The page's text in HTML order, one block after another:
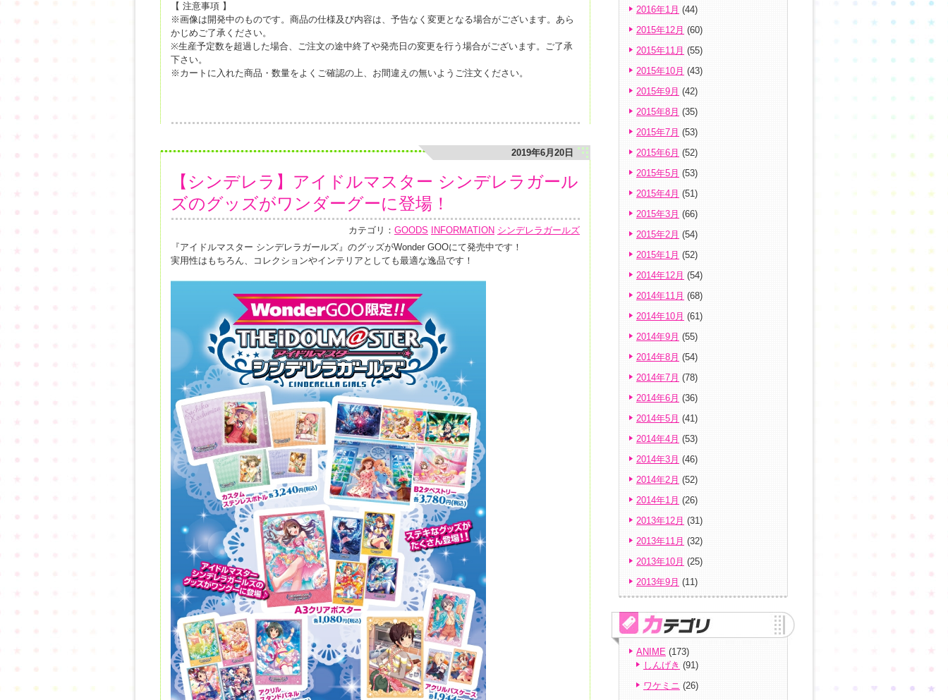
【 注意事項 】
※画像は開発中のものです。商品の仕様及び内容は、予告なく変更となる場合がございます。あら
かじめご了承ください。
※生産予定数を超過した場合、ご注文の途中終了や発売日の変更を行う場合がございます。ご了承
下さい。
※カートに入れた商品・数量をよくご確認の上、お間違えの無いようご注文ください。
2019年6月20日
【シンデレラ】アイドルマスター シンデレラガール
ズのグッズがワンダーグーに登場！
カテゴリ： GOODS INFORMATION シンデレラガールズ
『アイドルマスター シンデレラガールズ』のグッズがWonder GOOにて発売中です！
実用性はもちろん、コレクションやインテリアとしても最適な逸品です！
2016年1月 (44)
2015年12月 (60)
2015年11月 (55)
2015年10月 (43)
2015年9月 (42)
2015年8月 (35)
2015年7月 (53)
2015年6月 (52)
2015年5月 (53)
2015年4月 (51)
2015年3月 (66)
2015年2月 (54)
2015年1月 (52)
2014年12月 (54)
2014年11月 (68)
2014年10月 (61)
2014年9月 (55)
2014年8月 (54)
2014年7月 (78)
2014年6月 (36)
2014年5月 (41)
2014年4月 (53)
2014年3月 (46)
2014年2月 (52)
2014年1月 (26)
2013年12月 (31)
2013年11月 (32)
2013年10月 (25)
2013年9月 (11)
ANIME (173)
しんげき (91)
ワケミニ (26)